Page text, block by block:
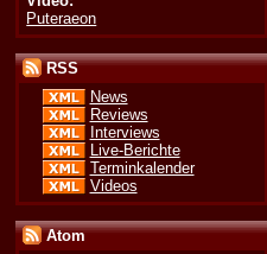
Puteraeon
RSS
News
Reviews
Interviews
Live-Berichte
Terminkalender
Videos
Atom